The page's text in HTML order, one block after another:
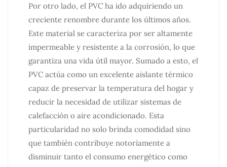
Por otro lado, el PVC ha ido adquiriendo un
creciente renombre durante los últimos años.
Este material se caracteriza por ser altamente
impermeable y resistente a la corrosión, lo que
garantiza una vida útil mayor. Sumado a esto, el
PVC actúa como un excelente aislante térmico
capaz de preservar la temperatura del hogar y
reducir la necesidad de utilizar sistemas de
calefacción o aire acondicionado. Esta
particularidad no solo brinda comodidad sino
que también contribuye notoriamente a
disminuir tanto el consumo energético como